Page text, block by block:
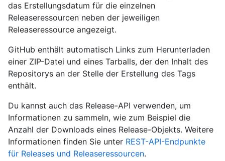
das Erstellungsdatum für die einzelnen
Releaseressourcen neben der jeweiligen
Releaseressource angezeigt.
GitHub enthält automatisch Links zum Herunterladen
einer ZIP-Datei und eines Tarballs, der den Inhalt des
Repositorys an der Stelle der Erstellung des Tags
enthält.
Du kannst auch das Release-API verwenden, um
Informationen zu sammeln, wie zum Beispiel die
Anzahl der Downloads eines Release-Objekts. Weitere
Informationen finden Sie unter REST-API-Endpunkte
für Releases und Releaseressourcen.